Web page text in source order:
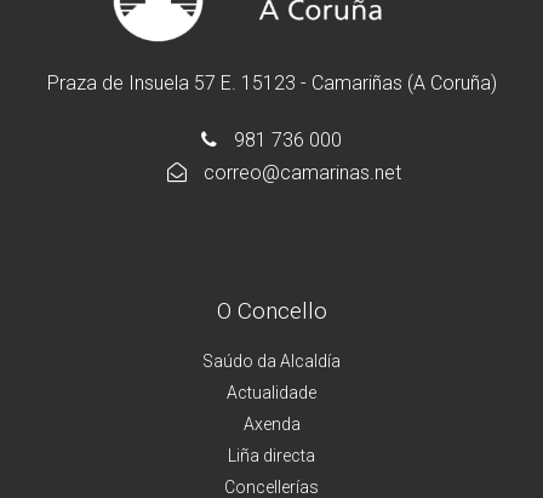
Praza de Insuela 57 E. 15123 - Camariñas (A Coruña)
981 736 000
correo@camarinas.net
O Concello
Saúdo da Alcaldía
Actualidade
Axenda
Liña directa
Concellerías